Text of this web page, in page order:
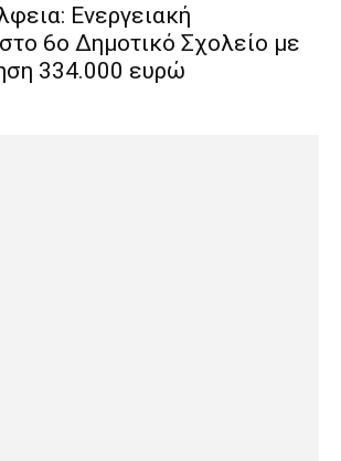
Ενεργειακή
6ο Δημοτικό Σχολείο με
334.000 ευρώ